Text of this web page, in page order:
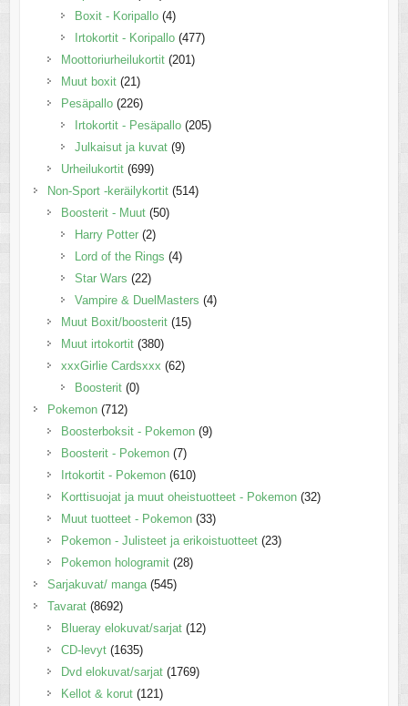
Boxit - Koripallo (4)
Irtokortit - Koripallo (477)
Moottoriurheilukortit (201)
Muut boxit (21)
Pesäpallo (226)
Irtokortit - Pesäpallo (205)
Julkaisut ja kuvat (9)
Urheilukortit (699)
Non-Sport -keräilykortit (514)
Boosterit - Muut (50)
Harry Potter (2)
Lord of the Rings (4)
Star Wars (22)
Vampire & DuelMasters (4)
Muut Boxit/boosterit (15)
Muut irtokortit (380)
xxxGirlie Cardsxxx (62)
Boosterit (0)
Pokemon (712)
Boosterboksit - Pokemon (9)
Boosterit - Pokemon (7)
Irtokortit - Pokemon (610)
Korttisuojat ja muut oheistuotteet - Pokemon (32)
Muut tuotteet - Pokemon (33)
Pokemon - Julisteet ja erikoistuotteet (23)
Pokemon hologramit (28)
Sarjakuvat/ manga (545)
Tavarat (8692)
Blueray elokuvat/sarjat (12)
CD-levyt (1635)
Dvd elokuvat/sarjat (1769)
Kellot & korut (121)